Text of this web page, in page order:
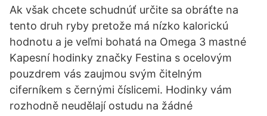
Ak však chcete schudnúť určite sa obráťte na
tento druh ryby pretože má nízko kalorickú
hodnotu a je veľmi bohatá na Omega 3 mastné
Kapesní hodinky značky Festina s ocelovým
pouzdrem vás zaujmou svým čitelným
ciferníkem s černými číslicemi. Hodinky vám
rozhodně neudělají ostudu na žádné